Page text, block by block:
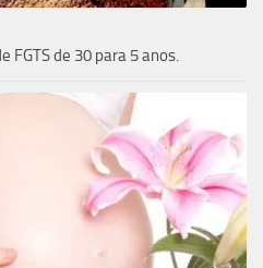
FGTS de 30 para 5 anos.